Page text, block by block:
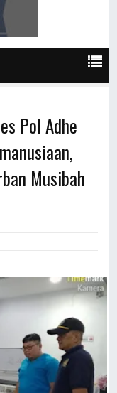
Pol Adhe
Musibah